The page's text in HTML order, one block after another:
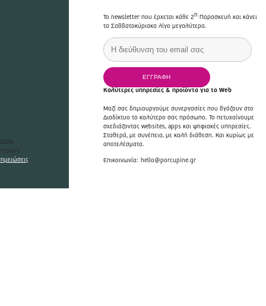
colors
Το newsletter που έρχεται κάθε 2η Παρασκευή και κάνει
τα Σαββατοκύριακα λίγο μεγαλύτερα.
Καλύτερες υπηρεσίες & προϊόντα για το Web
Μαζί σας δημιουργούμε συνεργασίες που βγάζουν στο
Διαδίκτυο το καλύτερο σας πρόσωπο. Το πετυχαίνουμε
σχεδιάζοντας websites, apps και ψηφιακές υπηρεσίες.
Σταθερά, με συνέπεια, με καλή διάθεση. Και κυρίως με
αποτελέσματα.
Επικοινωνία: hello@porcupine.gr